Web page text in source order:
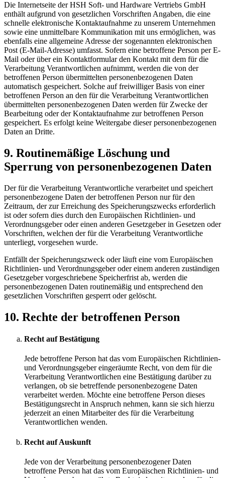
Die Internetseite der HSH Soft- und Hardware Vertriebs GmbH
enthält aufgrund von gesetzlichen Vorschriften Angaben, die eine
schnelle elektronische Kontaktaufnahme zu unserem Unternehmen
sowie eine unmittelbare Kommunikation mit uns ermöglichen, was
ebenfalls eine allgemeine Adresse der sogenannten elektronischen
Post (E-Mail-Adresse) umfasst. Sofern eine betroffene Person per E-
Mail oder über ein Kontaktformular den Kontakt mit dem für die
Verarbeitung Verantwortlichen aufnimmt, werden die von der
betroffenen Person übermittelten personenbezogenen Daten
automatisch gespeichert. Solche auf freiwilliger Basis von einer
betroffenen Person an den für die Verarbeitung Verantwortlichen
übermittelten personenbezogenen Daten werden für Zwecke der
Bearbeitung oder der Kontaktaufnahme zur betroffenen Person
gespeichert. Es erfolgt keine Weitergabe dieser personenbezogenen
Daten an Dritte.
9. Routinemäßige Löschung und
Sperrung von personenbezogenen Daten
Der für die Verarbeitung Verantwortliche verarbeitet und speichert
personenbezogene Daten der betroffenen Person nur für den
Zeitraum, der zur Erreichung des Speicherungszwecks erforderlich
ist oder sofern dies durch den Europäischen Richtlinien- und
Verordnungsgeber oder einen anderen Gesetzgeber in Gesetzen oder
Vorschriften, welchen der für die Verarbeitung Verantwortliche
unterliegt, vorgesehen wurde.
Entfällt der Speicherungszweck oder läuft eine vom Europäischen
Richtlinien- und Verordnungsgeber oder einem anderen zuständigen
Gesetzgeber vorgeschriebene Speicherfrist ab, werden die
personenbezogenen Daten routinemäßig und entsprechend den
gesetzlichen Vorschriften gesperrt oder gelöscht.
10. Rechte der betroffenen Person
Recht auf Bestätigung
Jede betroffene Person hat das vom Europäischen Richtlinien-
und Verordnungsgeber eingeräumte Recht, von dem für die
Verarbeitung Verantwortlichen eine Bestätigung darüber zu
verlangen, ob sie betreffende personenbezogene Daten
verarbeitet werden. Möchte eine betroffene Person dieses
Bestätigungsrecht in Anspruch nehmen, kann sie sich hierzu
jederzeit an einen Mitarbeiter des für die Verarbeitung
Verantwortlichen wenden.
Recht auf Auskunft
Jede von der Verarbeitung personenbezogener Daten
betroffene Person hat das vom Europäischen Richtlinien- und